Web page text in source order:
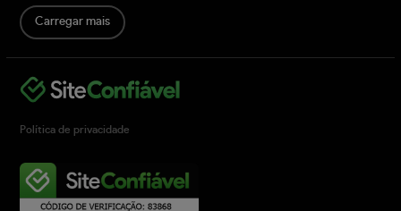
Carregar mais
Política de privacidade